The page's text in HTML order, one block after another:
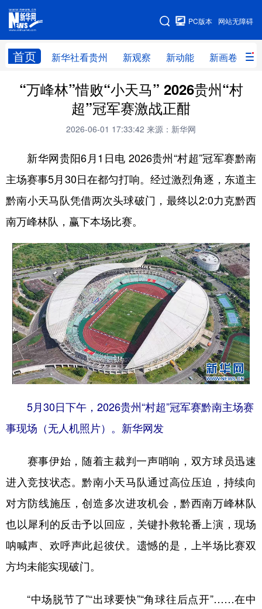
网站无障碍
PC版本
首页 新华社看贵州 新观察 新动能 新画卷
网站地图
新华社看贵州 新观察 新动能 新画卷
贵州领导 人事
直播
畅游贵州 数字贵州 律动贵州 健康贵州
光影贵州 部门之窗 县区直达 企业速递
黔南 黔西南
地方频道
北京 天津 河北 山西
辽宁 吉林 上海 江苏
浙江 安徽 福建 江西
山东 河南 湖北 湖南
广东 广西 海南
四川 贵州 云南 西藏
陕西 甘肃 青海 宁夏
新疆 内蒙古 黑龙江
多语种频道
English Español
Русский язык 日本語 한국어
“万峰林”惜败“小天马” 2026贵州“村
超”冠军赛激战正酣
2026-06-01 17:33:42 来源：新华网
新华网贵阳6月1日电 2026贵州“村超”冠军赛黔南
主场赛事5月30日在都匀打响。经过激烈角逐，东道主
黔南小天马队凭借两次头球破门，最终以2:0力克黔西
南万峰林队，赢下本场比赛。
5月30日下午，2026贵州“村超”冠军赛黔南主场赛
事现场（无人机照片）。新华网发
赛事伊始，随着主裁判一声哨响，双方球员迅速
进入竞技状态。黔南小天马队通过高位压迫，持续向
对方防线施压，创造多次进攻机会，黔西南万峰林队
也以犀利的反击予以回应，关键扑救轮番上演，现场
呐喊声、欢呼声此起彼伏。遗憾的是，上半场比赛双
方均未能实现破门。
“中场脱节了”“出球要快”“角球往后点开”……在中